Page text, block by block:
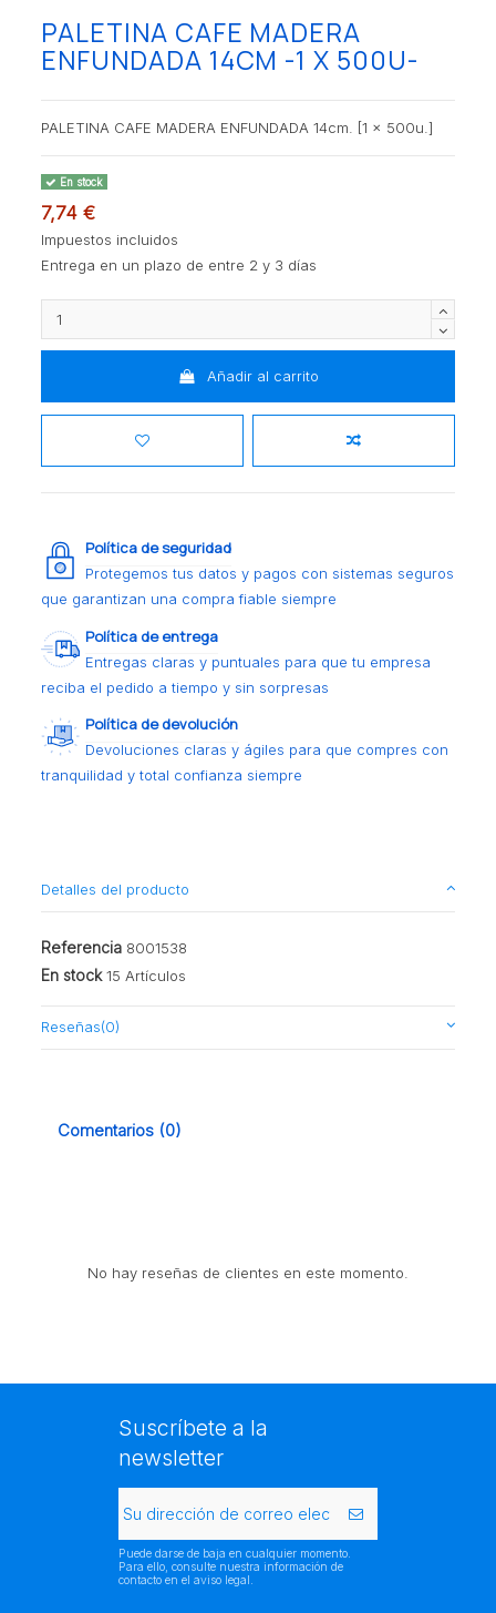
PALETINA CAFE MADERA
ENFUNDADA 14CM -1 X 500U-
PALETINA CAFE MADERA ENFUNDADA 14cm. [1 x 500u.]
En stock
7,74 €
Impuestos incluidos
Entrega en un plazo de entre 2 y 3 días
Añadir al carrito
Política de seguridad
Protegemos tus datos y pagos con sistemas seguros
que garantizan una compra fiable siempre
Política de entrega
Entregas claras y puntuales para que tu empresa
reciba el pedido a tiempo y sin sorpresas
Política de devolución
Devoluciones claras y ágiles para que compres con
tranquilidad y total confianza siempre
Detalles del producto
Referencia 8001538
En stock 15 Artículos
Reseñas(0)
Comentarios (0)
No hay reseñas de clientes en este momento.
Suscríbete a la
newsletter
Puede darse de baja en cualquier momento.
Para ello, consulte nuestra información de
contacto en el aviso legal.